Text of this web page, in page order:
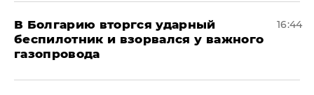
В Болгарию вторгся ударный
беспилотник и взорвался у важного
газопровода
16:44